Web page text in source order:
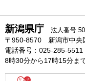
新潟県庁 法人番号
〒950-8570 新潟市中央
電話番号：025-285-5511
8時30分から17時15分ま